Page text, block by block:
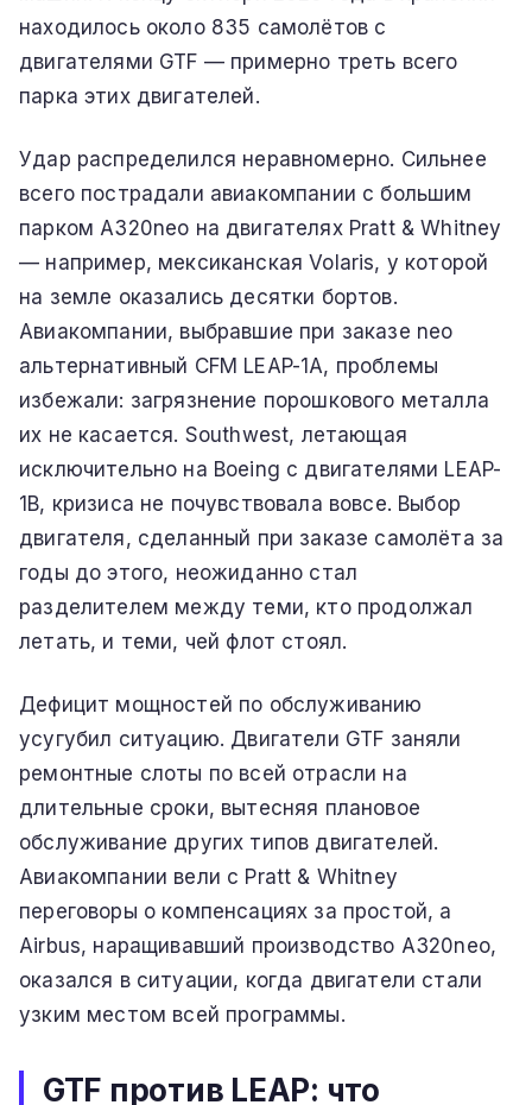
находилось около 835 самолётов с
двигателями GTF — примерно треть всего
парка этих двигателей.
Удар распределился неравномерно. Сильнее
всего пострадали авиакомпании с большим
парком A320neo на двигателях Pratt & Whitney
— например, мексиканская Volaris, у которой
на земле оказались десятки бортов.
Авиакомпании, выбравшие при заказе neo
альтернативный CFM LEAP-1A, проблемы
избежали: загрязнение порошкового металла
их не касается. Southwest, летающая
исключительно на Boeing с двигателями LEAP-
1B, кризиса не почувствовала вовсе. Выбор
двигателя, сделанный при заказе самолёта за
годы до этого, неожиданно стал
разделителем между теми, кто продолжал
летать, и теми, чей флот стоял.
Дефицит мощностей по обслуживанию
усугубил ситуацию. Двигатели GTF заняли
ремонтные слоты по всей отрасли на
длительные сроки, вытесняя плановое
обслуживание других типов двигателей.
Авиакомпании вели с Pratt & Whitney
переговоры о компенсациях за простой, а
Airbus, наращивавший производство A320neo,
оказался в ситуации, когда двигатели стали
узким местом всей программы.
GTF против LEAP: что